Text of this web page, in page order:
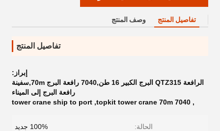
تفاصيل المنتج وصف المنتج
تفاصيل المنتج
إبراز:
الرافعة QTZ315 البرج الكبير 16 طن,7040 رافعة البرج 70m,سفينة
رافعة البرج إلى الميناء
,
7040 topkit tower crane 70m
,
tower crane ship to port
الحالة: 100% جديد